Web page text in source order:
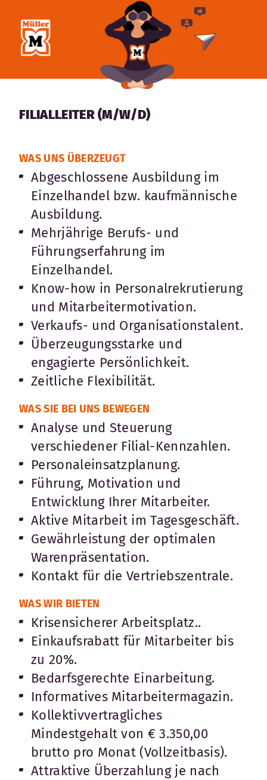
FILIALLEITER (M/W/D)
WAS UNS ÜBERZEUGT
Abgeschlossene Ausbildung im
Einzelhandel bzw. kaufmännische
Ausbildung.
Mehrjährige Berufs- und
Führungserfahrung im
Einzelhandel.
Know-how in Personalrekrutierung
und Mitarbeitermotivation.
Verkaufs- und Organisationstalent.
Überzeugungsstarke und
engagierte Persönlichkeit.
Zeitliche Flexibilität.
WAS SIE BEI UNS BEWEGEN
Analyse und Steuerung
verschiedener Filial-Kennzahlen.
Personaleinsatzplanung.
Führung, Motivation und
Entwicklung Ihrer Mitarbeiter.
Aktive Mitarbeit im Tagesgeschäft.
Gewährleistung der optimalen
Warenpräsentation.
Kontakt für die Vertriebszentrale.
WAS WIR BIETEN
Krisensicherer Arbeitsplatz..
Einkaufsrabatt für Mitarbeiter bis
zu 20%.
Bedarfsgerechte Einarbeitung.
Informatives Mitarbeitermagazin.
Kollektivvertragliches
Mindestgehalt von € 3.350,00
brutto pro Monat (Vollzeitbasis).
Attraktive Überzahlung je nach